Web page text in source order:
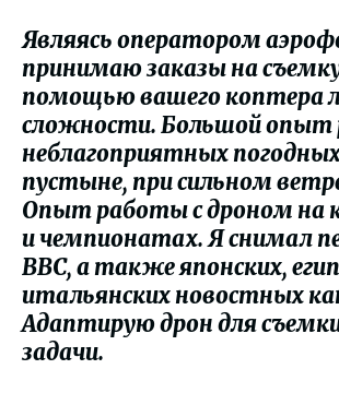
Являясь оператором
принимаю заказы на
помощью вашего коптера
сложности. Большой опыт
неблагоприятных погодных
пустыне, при сильном
Опыт работы с дроном на
и чемпионатах. Я снимал
BBC, а также японских,
итальянских новостных
Адаптирую дрон для
задачи.